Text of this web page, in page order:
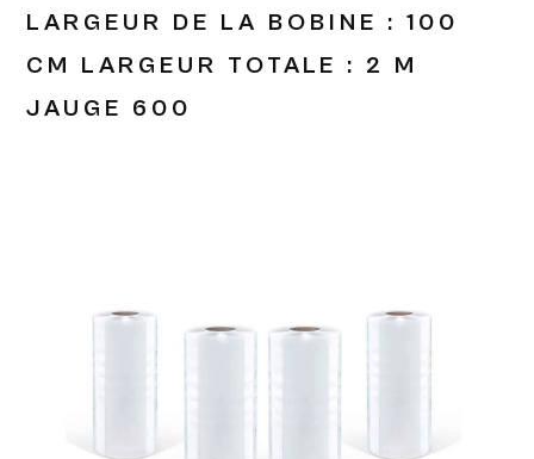
LARGEUR DE LA BOBINE : 100
CM LARGEUR TOTALE : 2 M
JAUGE 600